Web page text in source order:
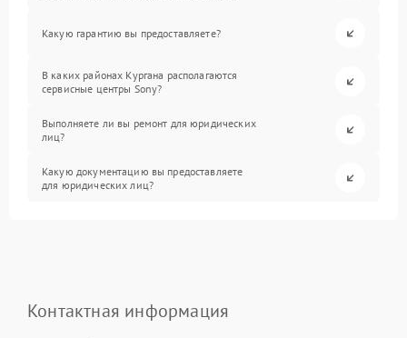
Какую гарантию вы предоставляете?
В каких районах Кургана располагаются
сервисные центры Sony?
Выполняете ли вы ремонт для юридических
лиц?
Какую документацию вы предоставляете
для юридических лиц?
Контактная информация